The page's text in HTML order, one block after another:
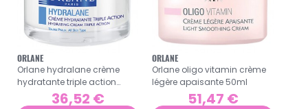
ORLANE
Orlane hydralane crème
hydratante triple action
36,52 €
ORLANE
Orlane oligo vitamin crème
légère apaisante 50ml
51,47 €